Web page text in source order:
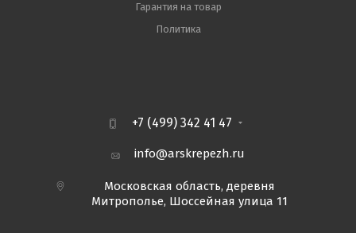
Гарантия на товар
Политика
+7 (499) 342 41 47
info@arskrepezh.ru
Московская область, деревня
Митрополье, Шоссейная улица 11